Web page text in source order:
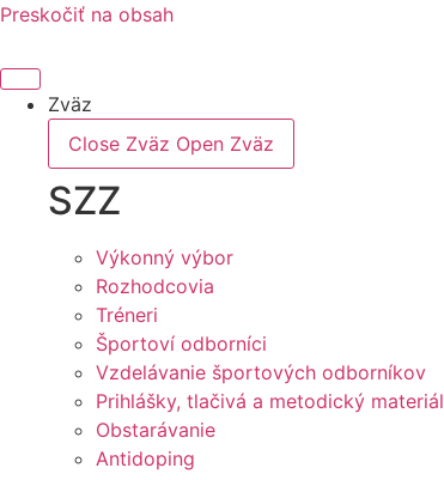
Preskočiť na obsah
Zväz
Close Zväz Open Zväz
SZZ
Výkonný výbor
Rozhodcovia
Tréneri
Športoví odborníci
Vzdelávanie športových odborníkov
Prihlášky, tlačivá a metodický materiál
Obstarávanie
Antidoping